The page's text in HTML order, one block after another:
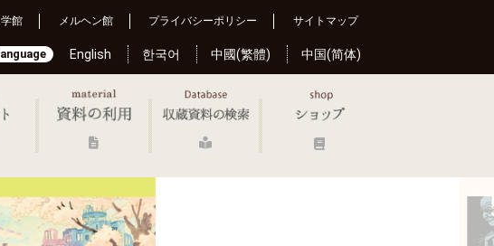
館 メルヘン館 プライバシーポリシー サイトマップ
English 한국어 中國(繁體) 中国(简体)